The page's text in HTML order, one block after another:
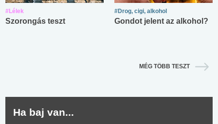
#Lélek
Szorongás teszt
#Drog, cigi, alkohol
Gondot jelent az alkohol?
MÉG TÖBB TESZT
Ha baj van...